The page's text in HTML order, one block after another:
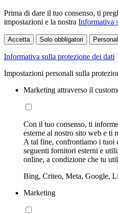
Prima di dare il tuo consenso, ti
impostazioni e la nostra Informativa
Accetta Solo obbligatori
Informativa sulla protezione dei dati
Impostazioni personali sulla
Marketing attraverso il
Con il tuo consenso, ti
esterne al nostro sito web e ti
A tal fine, confrontiamo i tuoi
seguenti fornitori esterni e
online, a condizione che tu
Bing, Criteo, Meta, Google,
Marketing